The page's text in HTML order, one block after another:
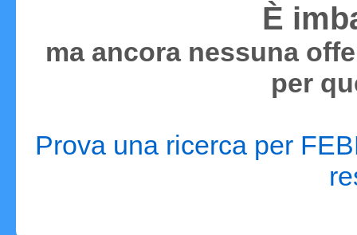
È
ma ancora nessuna
per
Prova una ricerca per